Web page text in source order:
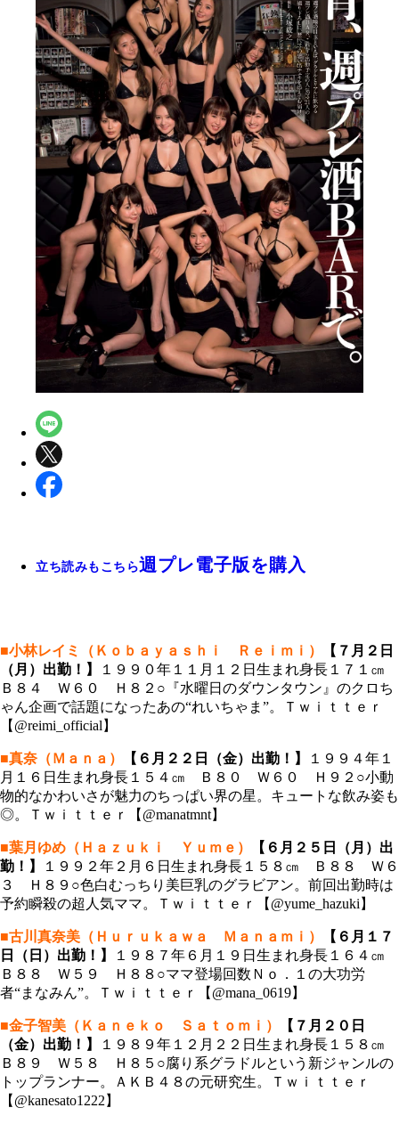
立ち読みもこちら週プレ電子版を購入
■小林レイミ（Ｋｏｂａｙａｓｈｉ Ｒｅｉｍｉ）
【７月２日
（月）出勤！】
１９９０年１１月１２日生まれ身長１７１㎝
Ｂ８４ Ｗ６０ Ｈ８２○『水曜日のダウンタウン』のクロち
ゃん企画で話題になったあの“れいちゃま”。Ｔｗｉｔｔｅｒ
【@reimi_official】
■真奈（Ｍａｎａ） 【６月２２日（金）出勤！】
１９９４年１
月１６日生まれ身長１５４㎝ Ｂ８０ Ｗ６０ Ｈ９２○小動
物的なかわいさが魅力のちっぱい界の星。キュートな飲み姿も
◎。Ｔｗｉｔｔｅｒ【@manatmnt】
■葉月ゆめ（Ｈａｚｕｋｉ Ｙｕｍｅ）
【６月２５日（月）出
勤！】
１９９２年２月６日生まれ身長１５８㎝ Ｂ８８ Ｗ６
３ Ｈ８９○色白むっちり美巨乳のグラビアン。前回出勤時は
予約瞬殺の超人気ママ。Ｔｗｉｔｔｅｒ【@yume_hazuki】
■古川真奈美（Ｈｕｒｕｋａｗａ Ｍａｎａｍｉ）
【６月１７
日（日）出勤！】
１９８７年６月１９日生まれ身長１６４㎝
Ｂ８８ Ｗ５９ Ｈ８８○ママ登場回数Ｎｏ．１の大功労
者“まなみん”。Ｔｗｉｔｔｅｒ【@mana_0619】
■金子智美（Ｋａｎｅｋｏ Ｓａｔｏｍｉ）
【７月２０日
（金）出勤！】
１９８９年１２月２２日生まれ身長１５８㎝
Ｂ８９ Ｗ５８ Ｈ８５○腐り系グラドルという新ジャンルの
トップランナー。ＡＫＢ４８の元研究生。Ｔｗｉｔｔｅｒ
【@kanesato1222】